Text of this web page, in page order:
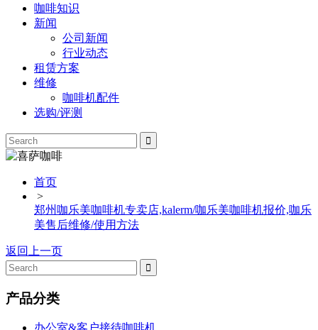
咖啡知识
新闻
公司新闻
行业动态
租赁方案
维修
咖啡机配件
选购/评测
首页
>
郑州咖乐美咖啡机专卖店,kalerm/咖乐美咖啡机报价,咖乐
美售后维修/使用方法
返回上一页
产品分类